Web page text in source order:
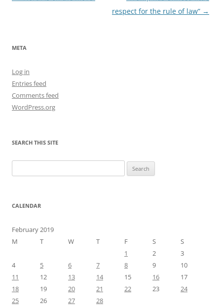
respect for the rule of law” →
META
Log in
Entries feed
Comments feed
WordPress.org
SEARCH THIS SITE
for:
CALENDAR
February 2019
M
T W T F S
S
1
2
3
4
5 6 7 8 9
10
11
12 13 14 15 16
17
18
19 20 21 22 23
24
25
26 27
28